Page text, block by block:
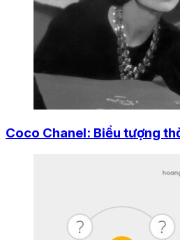
Coco Chanel: Biểu tượng